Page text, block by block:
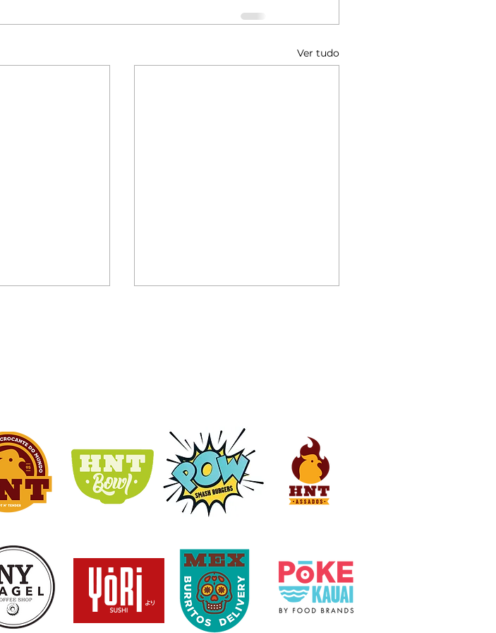
Ver tudo
de Uma
de Fotos
de
HNT confirma presença
no THE TOWN EM SP